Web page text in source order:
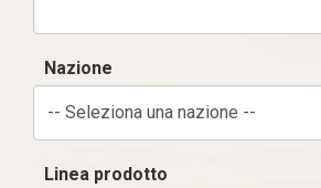
Nazione
-- Seleziona una nazione --
Linea prodotto